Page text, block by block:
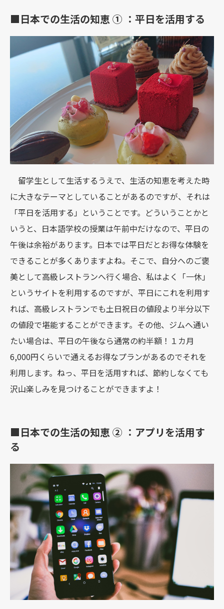
■日本での生活の知恵 ① ：平日を活用する
留学生として生活するうえで、生活の知恵を考えた時
に大きなテーマとしていることがあるのですが、それは
「平日を活用する」ということです。どういうことかと
いうと、日本語学校の授業は午前中だけなので、平日の
午後は余裕があります。日本では平日だとお得な体験を
できることが多くありますよね。そこで、自分へのご褒
美として高級レストランへ行く場合、私はよく「一休」
というサイトを利用するのですが、平日にこれを利用す
れば、高級レストランでも土日祝日の値段より半分以下
の値段で堪能することができます。その他、ジムへ通い
たい場合は、平日の午後なら通常の約半額！１カ月
6,000円くらいで通えるお得なプランがあるのでそれを
利用します。ねっ、平日を活用すれば、節約しなくても
沢山楽しみを見つけることができますよ！
■日本での生活の知恵 ② ：アプリを活用す
る